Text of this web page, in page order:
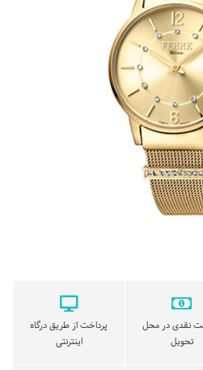
نقدی در محل
تحویل
پرداخت از طریق درگاه
اینترنتی